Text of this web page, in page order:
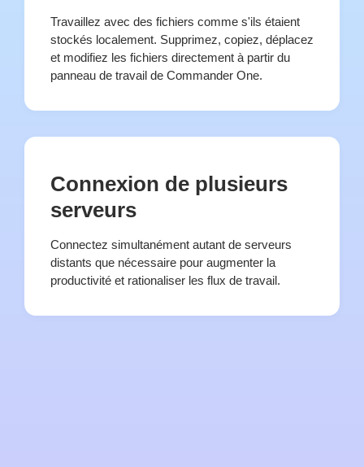
Travaillez avec des fichiers comme s'ils étaient
stockés localement. Supprimez, copiez, déplacez
et modifiez les fichiers directement à partir du
panneau de travail de Commander One.
Connexion de plusieurs
serveurs
Connectez simultanément autant de serveurs
distants que nécessaire pour augmenter la
productivité et rationaliser les flux de travail.